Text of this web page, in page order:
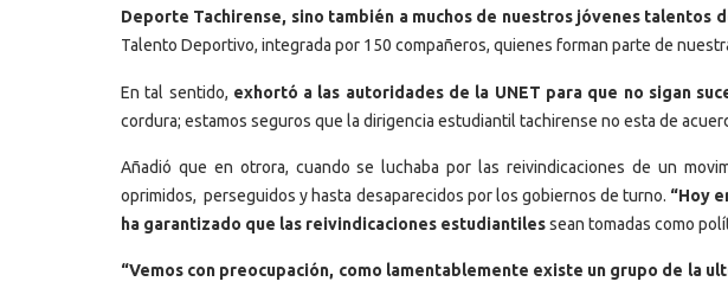
Deporte Tachirense, sino también a muchos de nuestros jóvenes talentos
Talento Deportivo, integrada por 150 compañeros, quienes forman parte de
En tal sentido, exhortó a las autoridades de la UNET para que no sigan
cordura; estamos seguros que la dirigencia estudiantil tachirense no esta de
Añadió que en otrora, cuando se luchaba por las reivindicaciones de un
oprimidos, perseguidos y hasta desaparecidos por los gobiernos de turno. “Hoy
ha garantizado que las reivindicaciones estudiantilessean tomadas como
“Vemos con preocupación, como lamentablemente existe un grupo de la